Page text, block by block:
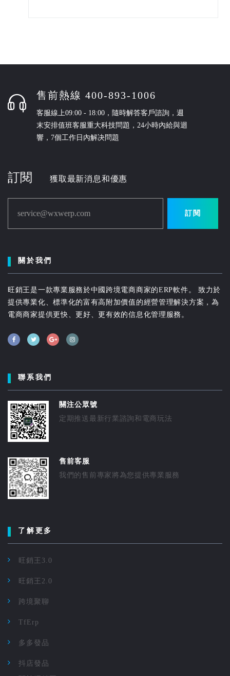
售前熱線 400-893-1006
客服線上09:00 - 18:00，隨時解答客戶諮詢，週
末安排值班客服重大科技問題，24小時內給與迴
響，7個工作日內解决問題
訂閱 獲取最新消息和優惠
service@wxwerp.com 訂閱
關於我們
旺銷王是一款專業服務於中國跨境電商商家的ERP軟件。 致力於
提供專業化、標準化的富有高附加價值的經營管理解決方案，為
電商商家提供更快、更好、更有效的信息化管理服務。
聯系我們
關注公眾號
定期推送最新行業諮詢和電商玩法
售前客服
我們的售前專家將為您提供專業服務
了解更多
旺銷王3.0
旺銷王2.0
跨境聚聊
TfErp
多多發品
抖店發品